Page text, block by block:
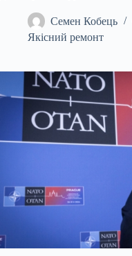
Семен Кобець
Якісний ремонт